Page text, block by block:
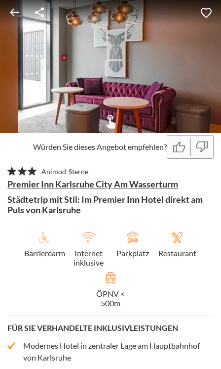
Würden Sie dieses Angebot empfehlen?
Animod-Sterne
Premier Inn Karlsruhe City Am Wasserturm
Städtetrip mit Stil: Im Premier Inn Hotel direkt am
Puls von Karlsruhe
Barrierearm
Internet
inklusive
Parkplatz Restaurant
ÖPNV <
500m
FÜR SIE VERHANDELTE INKLUSIVLEISTUNGEN
Modernes Hotel in zentraler Lage am Hauptbahnhof
von Karlsruhe